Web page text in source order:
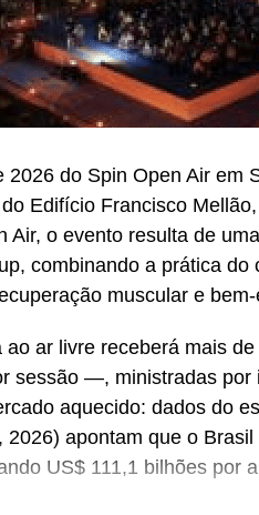
2026 do Spin Open Air em
Edifício Francisco
Air, o evento resulta de
combinando a prática do
muscular e bem-
ao ar livre receberá mais
sessão —, ministradas por
aquecido: dados do
2026) apontam que o
US$ 111,1 bilhões por